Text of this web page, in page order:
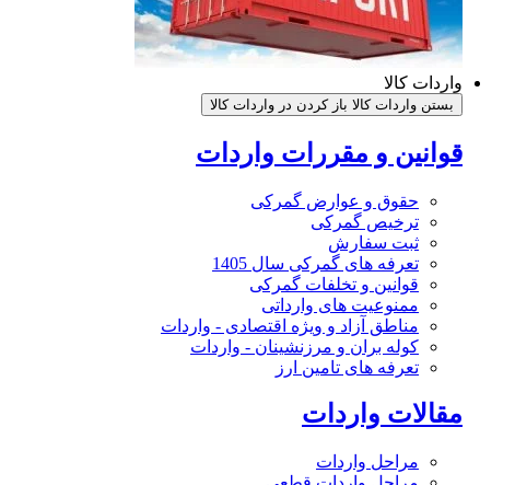
واردات کالا
بستن واردات کالا باز کردن در واردات کالا
قوانین و مقررات واردات
حقوق و عوارض گمرکی
ترخیص گمرکی
ثبت سفارش
تعرفه های گمرکی سال 1405
قوانین و تخلفات گمرکی
ممنوعیت های وارداتی
مناطق آزاد و ویژه اقتصادی - واردات
کوله بران و مرزنشینان - واردات
تعرفه های تامین ارز
مقالات واردات
مراحل واردات